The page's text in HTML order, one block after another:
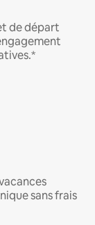
de départ
sans frais